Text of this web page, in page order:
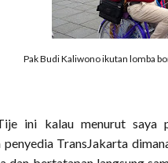
Pak Budi Kaliwono ikutan lomba
ini kalau menurut saya
penyedia TransJakarta